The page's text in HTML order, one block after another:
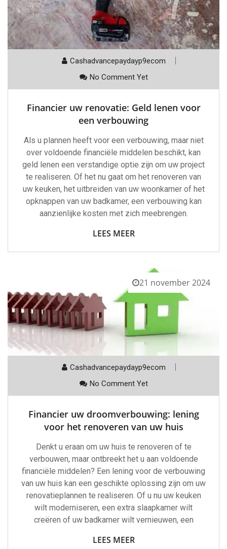
Cashadvancepaydayp9ecom
No Comment Yet
Financier uw renovatie: Geld lenen voor
een verbouwing
Als u plannen heeft voor een verbouwing, maar niet
over voldoende financiële middelen beschikt, kan
geld lenen een verstandige optie zijn om uw project
te realiseren. Of het nu gaat om het renoveren van
uw keuken, het uitbreiden van uw woonkamer of het
opknappen van uw badkamer, een verbouwing kan
aanzienlijke kosten met zich meebrengen.
LEES MEER
21 november 2024
Cashadvancepaydayp9ecom
No Comment Yet
Financier uw droomverbouwing: lening
voor het renoveren van uw huis
Denkt u eraan om uw huis te renoveren of te
verbouwen, maar ontbreekt het u aan voldoende
financiële middelen? Een lening voor de verbouwing
van uw huis kan een geschikte oplossing zijn om uw
renovatieplannen te realiseren. Of u nu uw keuken
wilt moderniseren, een extra slaapkamer wilt
creëren of uw badkamer wilt vernieuwen, een
LEES MEER